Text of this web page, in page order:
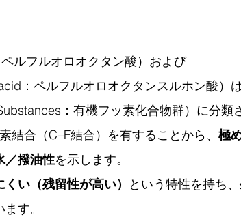
ルフルオロオクタン酸）および
：ペルフルオロオクタンスルホン酸）
：有機フッ素化合物群）に分類
結合（C–F結合）を有することから、 極
／撥油性を示します。
い（残留性が高い） という特性を持ち、
す。